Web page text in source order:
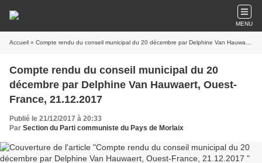
MENU
Accueil » Compte rendu du conseil municipal du 20 décembre par Delphine Van Hauwaert, Ouest-France, 21.12.2017
Compte rendu du conseil municipal du 20
décembre par Delphine Van Hauwaert, Ouest-
France, 21.12.2017
Publié le 21/12/2017 à 20:33
Par Section du Parti communiste du Pays de Morlaix